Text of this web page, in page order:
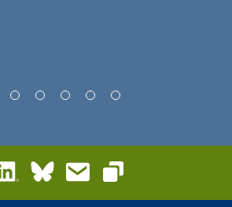
LinkedInBlueskyE-Mail
Link kopieren